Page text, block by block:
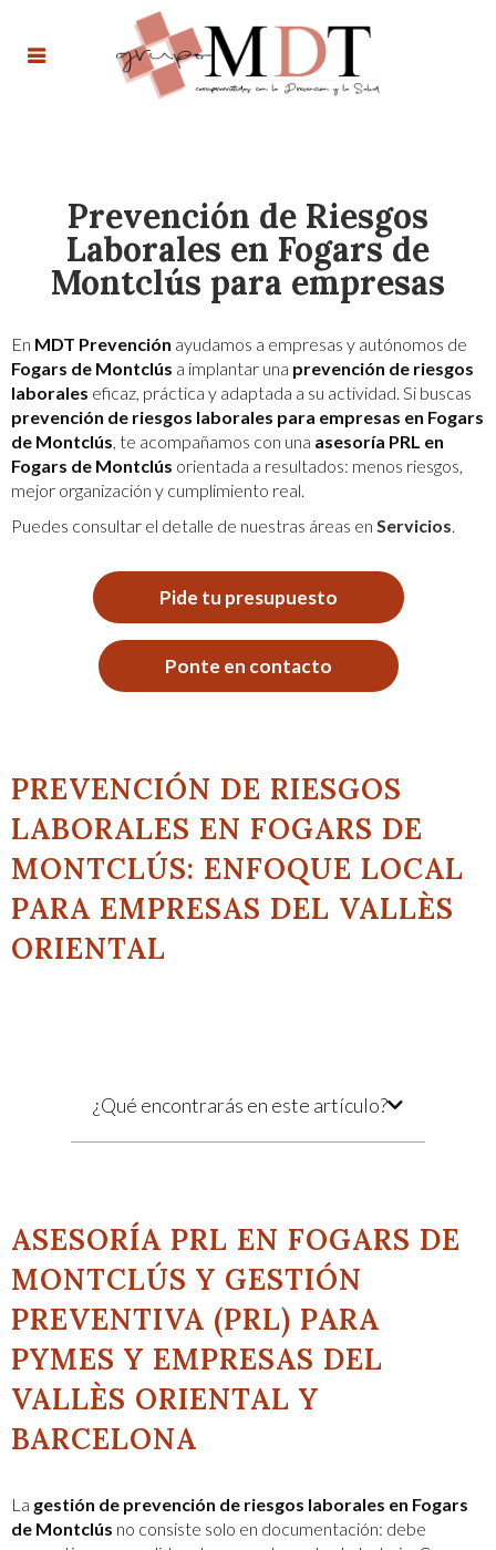
Prevención de Riesgos
Laborales en Fogars de
Montclús para empresas
En MDT Prevención ayudamos a empresas y autónomos de
Fogars de Montclús a implantar una prevención de riesgos
laborales eficaz, práctica y adaptada a su actividad. Si buscas
prevención de riesgos laborales para empresas en Fogars
de Montclús, te acompañamos con una asesoría PRL en
Fogars de Montclús orientada a resultados: menos riesgos,
mejor organización y cumplimiento real.
Puedes consultar el detalle de nuestras áreas en Servicios.
Pide tu presupuesto
Ponte en contacto
PREVENCIÓN DE RIESGOS
LABORALES EN FOGARS DE
MONTCLÚS: ENFOQUE LOCAL
PARA EMPRESAS DEL VALLÈS
ORIENTAL
¿Qué encontrarás en este artículo?
ASESORÍA PRL EN FOGARS DE
MONTCLÚS Y GESTIÓN
PREVENTIVA (PRL) PARA
PYMES Y EMPRESAS DEL
VALLÈS ORIENTAL Y
BARCELONA
La gestión de prevención de riesgos laborales en Fogars
de Montclús no consiste solo en documentación: debe